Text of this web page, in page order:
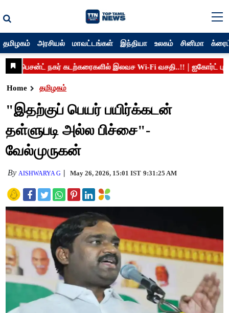
தமிழகம் அரசியல் மாவட்டங்கள் இந்தியா உலகம் சினிமா
Home தமிழகம்
"இதற்குப் பெயர் பயிர்க்கடன்
தள்ளுபடி அல்ல பிச்சை"-
வேல்முருகன்
By AISHWARYA G May 26, 2026, 15:01 IST 9:31:25 AM